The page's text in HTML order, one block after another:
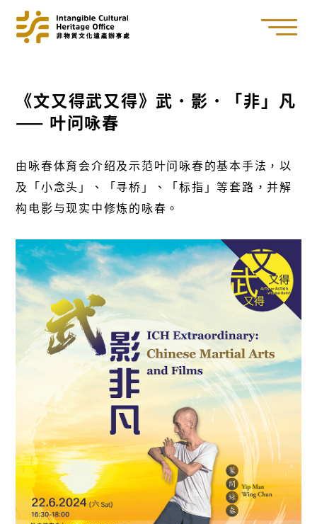
《文又得武又得》武．影．「非」凡
—— 叶问咏春
由咏春体育会介绍及示范叶问咏春的基本手法，以
及「小念头」、「寻桥」、「标指」等套路，并解
构电影与现实中修炼的咏春。